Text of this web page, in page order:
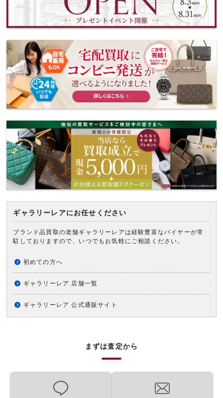
ギャラリーレアにお任せください
ブランド品買取の老舗ギャラリーレアは経験豊富なバイヤーが常
駐しておりますので、いつでもお気軽にご相談ください。
初めての方へ
ギャラリーレア 店舗一覧
ギャラリーレア 公式通販サイト
まずは査定から